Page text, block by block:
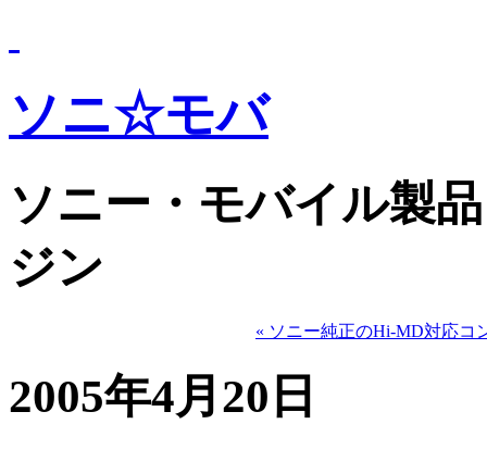
ソニ☆モバ
ソニー・モバイル製
ジン
« ソニー純正のHi-MD対応コ
2005年4月20日